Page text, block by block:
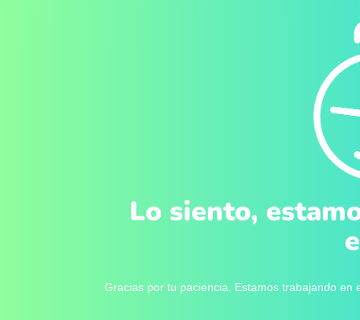
Lo siento,
Gracias por tu paciencia. Estamos trabajando en